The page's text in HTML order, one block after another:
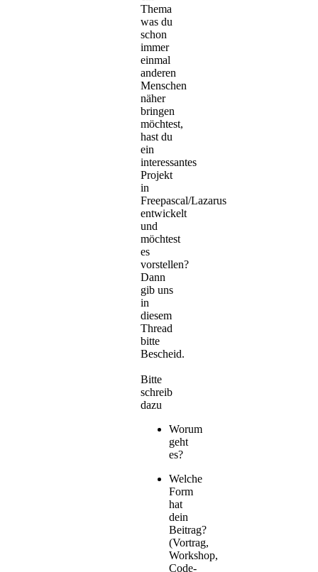
Thema
was du
schon
immer
einmal
anderen
Menschen
näher
bringen
möchtest,
hast du
ein
interessantes
Projekt
in
Freepascal/Lazarus
entwickelt
und
möchtest
es
vorstellen?
Dann
gib uns
in
diesem
Thread
bitte
Bescheid.
Bitte
schreib
dazu
Worum
geht
es?
Welche
Form
hat
dein
Beitrag?
(Vortrag,
Workshop,
Code-